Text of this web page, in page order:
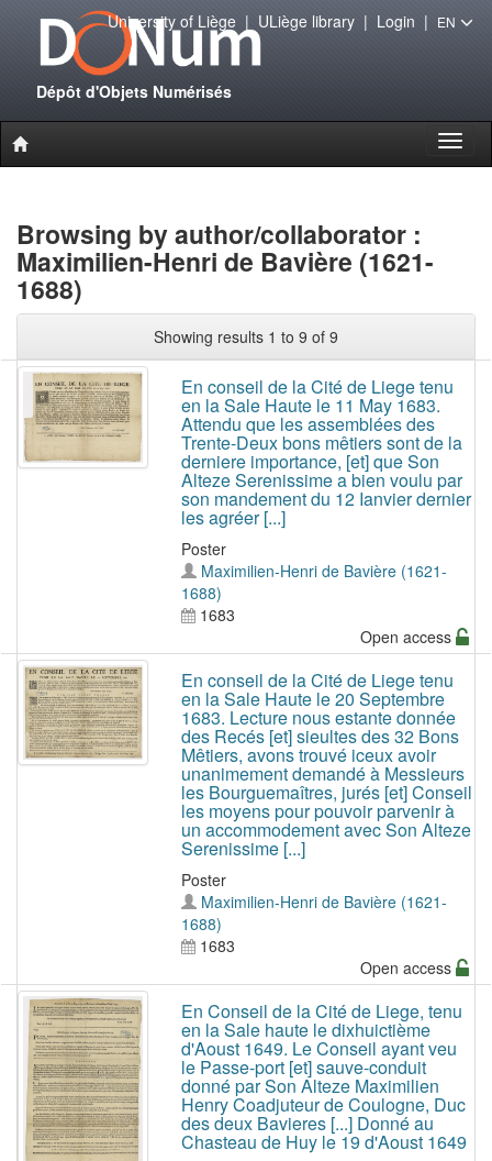
Dépôt d'Objets Numérisés
University of Liège| ULiège library| Login | EN
Browsing by author/collaborator :
Maximilien-Henri de Bavière (1621-
1688)
Showing results 1 to 9 of 9
En conseil de la Cité de Liege tenu
en la Sale Haute le 11 May 1683.
Attendu que les assemblées des
Trente-Deux bons mêtiers sont de la
derniere importance, [et] que Son
Alteze Serenissime a bien voulu par
son mandement du 12 Ianvier dernier
les agréer [...]
Poster
Maximilien-Henri de Bavière (1621-
1688)
1683
Open access
En conseil de la Cité de Liege tenu
en la Sale Haute le 20 Septembre
1683. Lecture nous estante donnée
des Recés [et] sieultes des 32 Bons
Mêtiers, avons trouvé iceux avoir
unanimement demandé à Messieurs
les Bourguemaîtres, jurés [et] Conseil
les moyens pour pouvoir parvenir à
un accommodement avec Son Alteze
Serenissime [...]
Poster
Maximilien-Henri de Bavière (1621-
1688)
1683
Open access
En Conseil de la Cité de Liege, tenu
en la Sale haute le dixhuictième
d'Aoust 1649. Le Conseil ayant veu
le Passe-port [et] sauve-conduit
donné par Son Alteze Maximilien
Henry Coadjuteur de Coulogne, Duc
des deux Bavieres [...] Donné au
Chasteau de Huy le 19 d'Aoust 1649